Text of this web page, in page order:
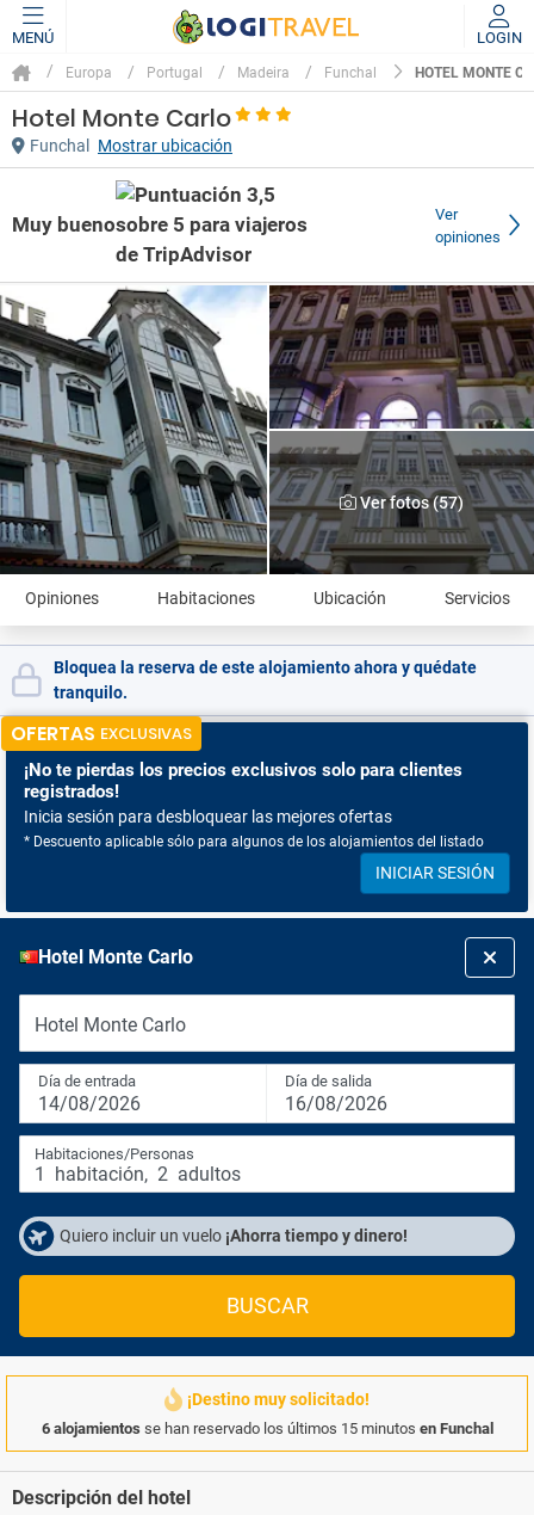
MENÚ LOGIN
Europa Portugal Madeira Funchal HOTEL MONTE
Hotel Monte Carlo
Funchal Mostrar ubicación
Muy bueno
Ver
opiniones
Ver fotos (57)
Opiniones Habitaciones Ubicación Servicios
Bloquea la reserva de este alojamiento ahora y quédate
tranquilo.
OFERTAS EXCLUSIVAS
¡No te pierdas los precios exclusivos solo para clientes
registrados!
Inicia sesión para desbloquear las mejores ofertas
* Descuento aplicable sólo para algunos de los alojamientos del listado
INICIAR SESIÓN
Hotel Monte Carlo
Hotel Monte Carlo
Día de entrada
14/08/2026
Día de salida
16/08/2026
Habitaciones/Personas
1 habitación, 2 adultos
Quiero incluir un vuelo ¡Ahorra tiempo y dinero!
BUSCAR
¡Destino muy solicitado!
6 alojamientos se han reservado los últimos 15 minutos en Funchal
Descripción del hotel